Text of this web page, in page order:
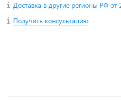
Доставка в другие регионы РФ от
Получить консультацию